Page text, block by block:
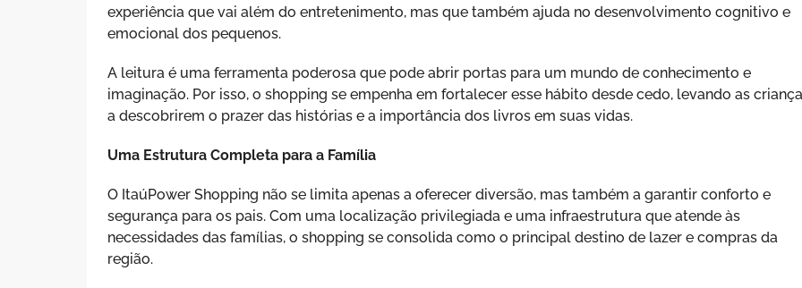
experiência que vai além do entretenimento, mas que também ajuda no desenvolvimento cognitivo e
emocional dos pequenos.
A leitura é uma ferramenta poderosa que pode abrir portas para um mundo de conhecimento e
imaginação. Por isso, o shopping se empenha em fortalecer esse hábito desde cedo, levando as
a descobrirem o prazer das histórias e a importância dos livros em suas vidas.
Uma Estrutura Completa para a Família
O ItaúPower Shopping não se limita apenas a oferecer diversão, mas também a garantir conforto e
segurança para os pais. Com uma localização privilegiada e uma infraestrutura que atende às
necessidades das famílias, o shopping se consolida como o principal destino de lazer e compras da
região.